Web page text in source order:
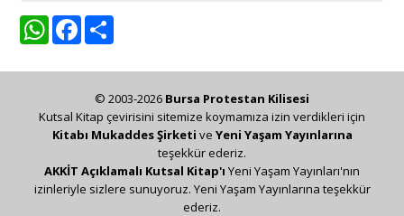
WhatsAppFacebook
© 2003-2026 Bursa Protestan Kilisesi
Kutsal Kitap çevirisini sitemize koymamıza izin verdikleri için
Kitabı Mukaddes Şirketi ve Yeni Yaşam Yayınlarına
teşekkür ederiz.
AKKİT Açıklamalı Kutsal Kitap'ı Yeni Yaşam Yayınları'nın
izinleriyle sizlere sunuyoruz. Yeni Yaşam Yayınlarına teşekkür
ederiz.